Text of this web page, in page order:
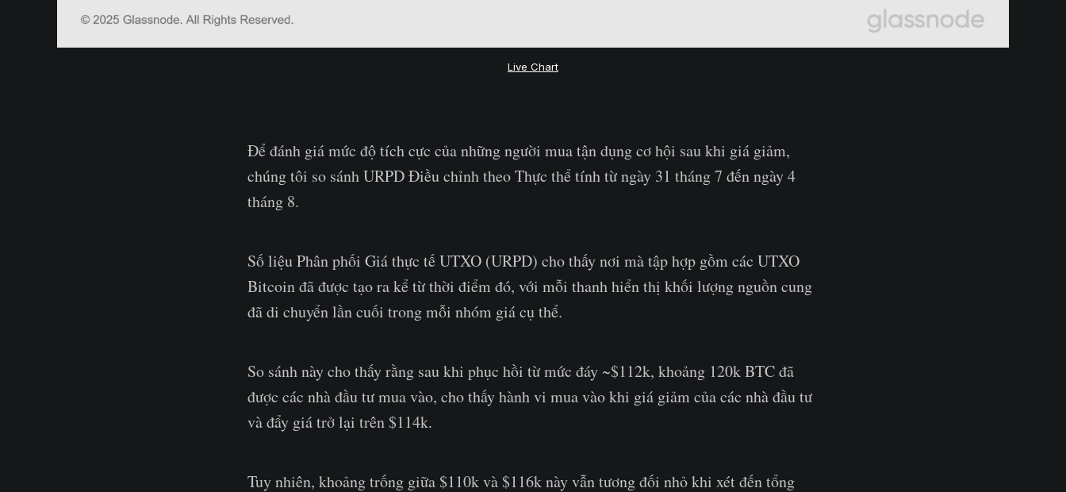
Live Chart
Để đánh giá mức độ tích cực của những người mua tận dụng cơ hội sau khi giá giảm,
chúng tôi so sánh URPD Điều chỉnh theo Thực thể tính từ ngày 31 tháng 7 đến ngày 4
tháng 8.
Số liệu Phân phối Giá thực tế UTXO (URPD) cho thấy nơi mà tập hợp gồm các UTXO
Bitcoin đã được tạo ra kể từ thời điểm đó, với mỗi thanh hiển thị khối lượng nguồn cung
đã di chuyển lần cuối trong mỗi nhóm giá cụ thể.
So sánh này cho thấy rằng sau khi phục hồi từ mức đáy ~$112k, khoảng 120k BTC đã
được các nhà đầu tư mua vào, cho thấy hành vi mua vào khi giá giảm của các nhà đầu tư
và đẩy giá trở lại trên $114k.
Tuy nhiên, khoảng trống giữa $110k và $116k này vẫn tương đối nhỏ khi xét đến tổng